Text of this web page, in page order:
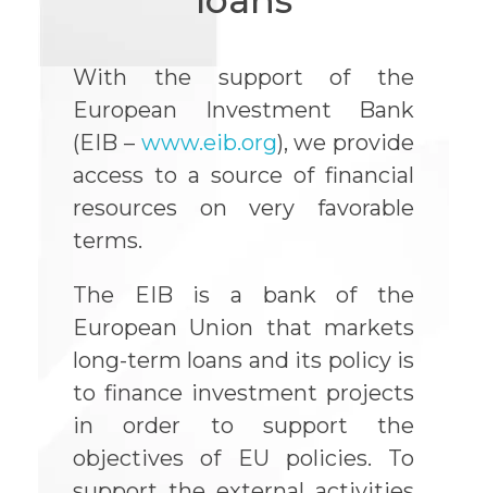
With the support of the
European Investment Bank
(EIB – www.eib.org), we provide
access to a source of financial
resources on very favorable
terms.
The EIB is a bank of the
European Union that markets
long-term loans and its policy is
to finance investment projects
in order to support the
objectives of EU policies. To